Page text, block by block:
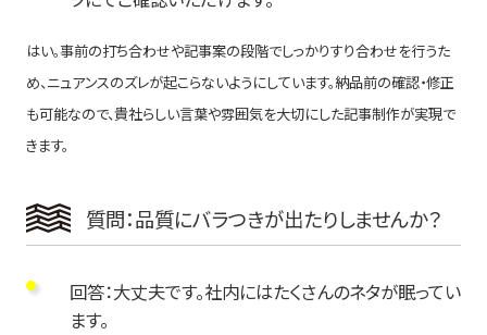
はい。事前の打ち合わせや記事案の段階でしっかりすり合わせを行うた
め、ニュアンスのズレが起こらないようにしています。納品前の確認・修正
も可能なので、貴社らしい言葉や雰囲気を大切にした記事制作が実現で
きます。
質問：品質にバラつきが出たりしませんか？
回答：大丈夫です。社内にはたくさんのネタが眠ってい
ます。